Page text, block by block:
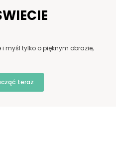
i myśl tylko o pięknym obrazie,
teraz